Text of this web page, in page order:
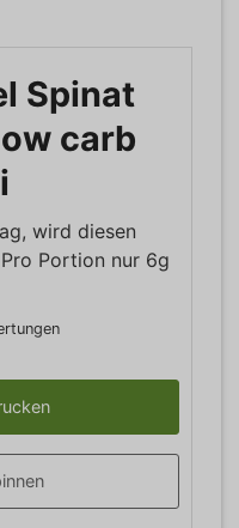
Spinat
carb
wird diesen
Portion nur 6g